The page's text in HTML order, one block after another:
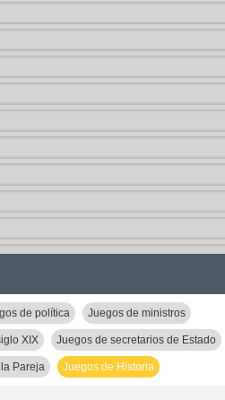
de política Juegos de ministros
XIX Juegos de secretarios de Estado
Pareja Juegos de Historia